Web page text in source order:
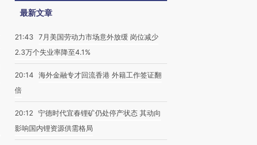
最新文章
21:43
7月美国劳动力市场意外放缓 岗位减少
2.3万个失业率降至4.1%
20:14 海外金融专才回流香港 外籍工作签证翻
倍
20:12 宁德时代宜春锂矿仍处停产状态 其动向
影响国内锂资源供需格局